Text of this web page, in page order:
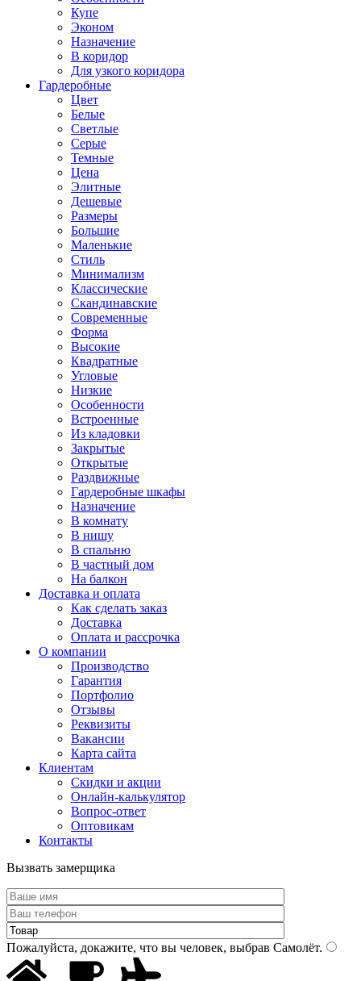
Купе
Эконом
Назначение
В коридор
Для узкого коридора
Гардеробные
Цвет
Белые
Светлые
Серые
Темные
Цена
Элитные
Дешевые
Размеры
Большие
Маленькие
Стиль
Минимализм
Классические
Скандинавские
Современные
Форма
Высокие
Квадратные
Угловые
Низкие
Особенности
Встроенные
Из кладовки
Закрытые
Открытые
Раздвижные
Гардеробные шкафы
Назначение
В комнату
В нишу
В спальню
В частный дом
На балкон
Доставка и оплата
Как сделать заказ
Доставка
Оплата и рассрочка
О компании
Производство
Гарантия
Портфолио
Отзывы
Реквизиты
Вакансии
Карта сайта
Клиентам
Скидки и акции
Онлайн-калькулятор
Вопрос-ответ
Оптовикам
Контакты
Вызвать замерщика
Пожалуйста, докажите, что вы человек, выбрав Самолёт.